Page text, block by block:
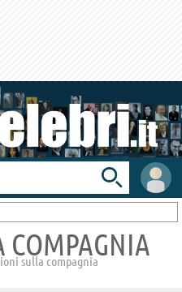
User
area
Toggle
search
bar
COMPAGNIA
sulla compagnia